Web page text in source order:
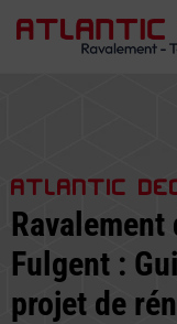
ATLANTIC
Fulgent :
projet de